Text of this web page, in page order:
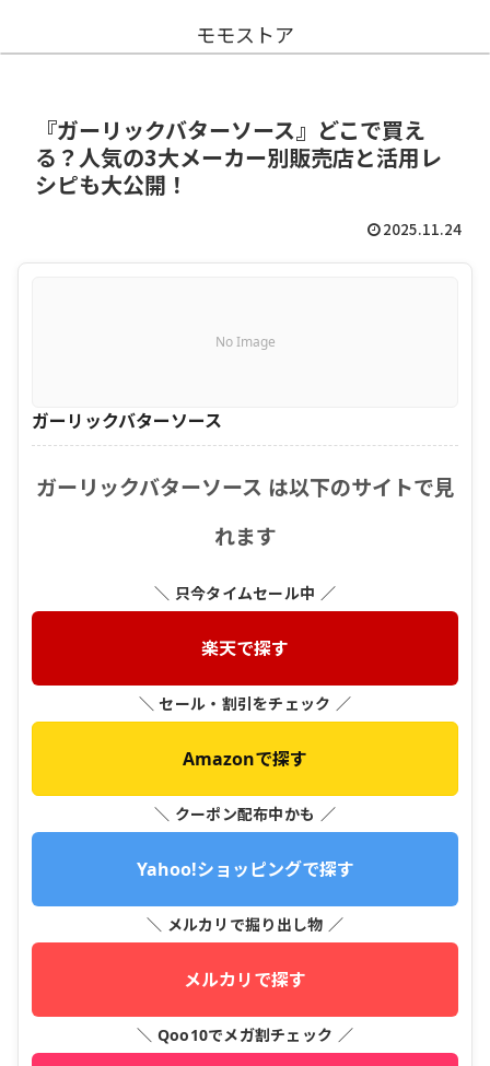
モモストア
『ガーリックバターソース』どこで買え
る？人気の3大メーカー別販売店と活用レ
シピも大公開！
2025.11.24
No Image
ガーリックバターソース
ガーリックバターソース は以下のサイトで見
れます
＼ 只今タイムセール中 ／
楽天で探す
＼ セール・割引をチェック ／
Amazonで探す
＼ クーポン配布中かも ／
Yahoo!ショッピングで探す
＼ メルカリで掘り出し物 ／
メルカリで探す
＼ Qoo10でメガ割チェック ／